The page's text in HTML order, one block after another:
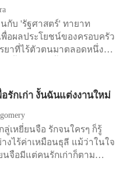
คิดจะตั้งคำถามกับคำโกหก
แม้แต่ครั้งเดียว เขาทอดทิ้ง
ใยดี ผู้หญิงที่เขาเคยอ้างว่า
ขาลืมไปอย่าง
กรธุรกิจ หลังจากได้รับความ
ไป บัดนี้ ฉันกลับมาเพื่อเริ่ม
และครั้งนี้ ฉันจะมีชีวิตอยู่
ด้วยความสิ้นหวังและลงนาม
การหย่า "ฟู่เจิ้ง เราไม่ได้เป็น
อไปแล้ว..." ชายที่มีความเด็ด
ย็นชามาโดยตลอดนอนอยู่ข้าง
งให้อีกฝ่ายกลับมาด้วยเสียง
กับ 'รัฐศาสตร์' ทายาท
พื่อผลประโยชน์ของครอบครัว
ยาที่ไร้ตัวตนมาตลอดหนึ่งปี
โรงแรมแปลกหน้า ฉันโทร
ความหวาดกลัว แต่เขากลับ
งเรื่องน่าสมเพชเพื่อเรียก
จแล้วตัดสายทิ้ง ต่อมาฉัน
พิชามญชุ์' น้องสาวแท้ๆ ของ
วางยาและส่งฉันไปขึ้นเตียง
รักเก่า งั้นฉันแต่งงานใหม่
ลู่เหยี่ยนจือ รักจนใครๆ ก็รู้
งไร้ค่าเหมือนธุลี แม้ว่าในใจ
นจือมีแต่คนรักเก่าก็ตาม